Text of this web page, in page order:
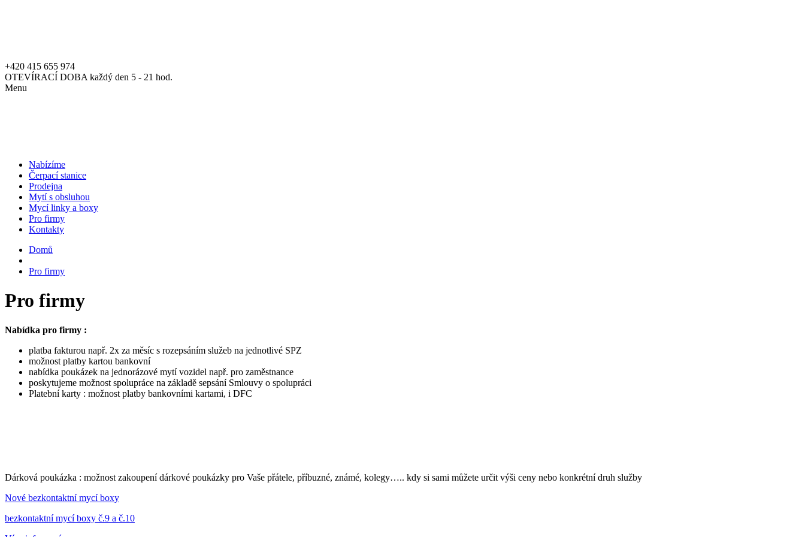
+420 415 655 974
OTEVÍRACÍ DOBA každý den 5 - 21 hod.
Menu
Nabízíme
Čerpací stanice
Prodejna
Mytí s obsluhou
Mycí linky a boxy
Pro firmy
Kontakty
Domů
Pro firmy
Pro firmy
Nabídka pro firmy :
platba fakturou např. 2x za měsíc s rozepsáním služeb na jednotlivé SPZ
možnost platby kartou bankovní
nabídka poukázek na jednorázové mytí vozidel např. pro zaměstnance
poskytujeme možnost spolupráce na základě sepsání Smlouvy o spolupráci
Platební karty : možnost platby bankovními kartami, i DFC
Dárková poukázka : možnost zakoupení dárkové poukázky pro Vaše přátele, příbuzné, známé, kolegy….. kdy si sami můžete určit výši ceny nebo konkrétní druh služby
Nové bezkontaktní mycí boxy
bezkontaktní mycí boxy č.9 a č.10